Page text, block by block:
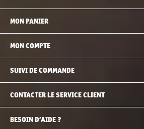
MON PANIER
MON COMPTE
SUIVI DE COMMANDE
CONTACTER LE SERVICE CLIENT
BESOIN D’AIDE ?